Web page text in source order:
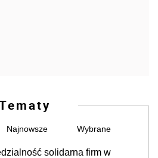
Najnowsze Wybrane
solidarna firm w